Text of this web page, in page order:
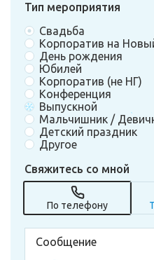
Тип мероприятия
Свадьба
Корпоратив на
День рождения
Юбилей
Корпоратив (не НГ)
Конференция
Выпускной
Мальчишник /
Детский праздник
Другое
Свяжитесь со мной
По телефону